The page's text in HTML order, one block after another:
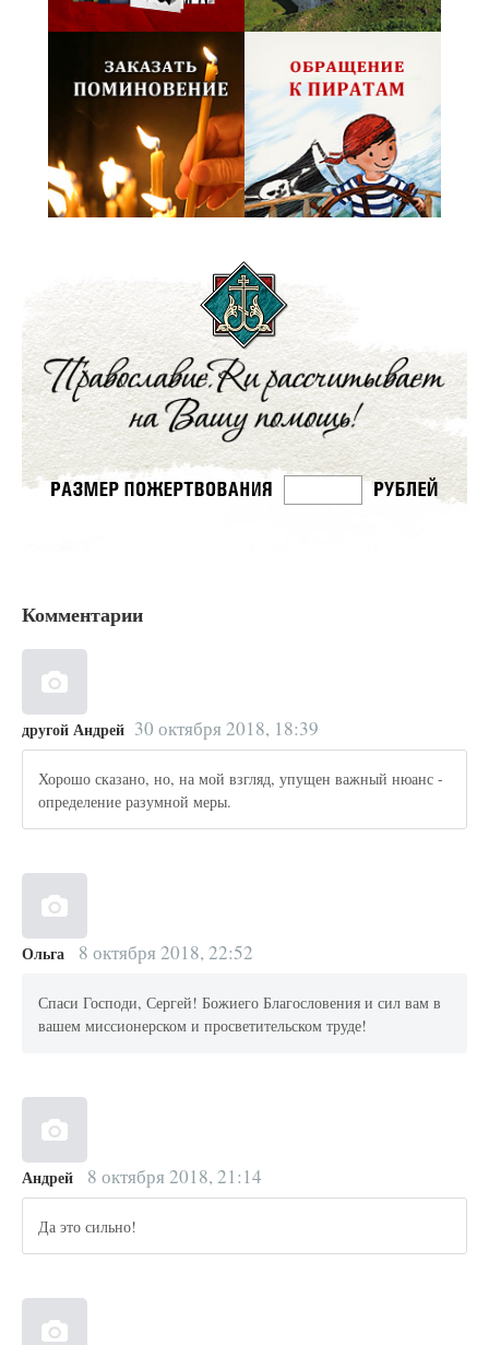
Комментарии
другой Андрей 30 октября 2018, 18:39
Хорошо сказано, но, на мой взгляд, упущен важный нюанс -
определение разумной меры.
Ольга 8 октября 2018, 22:52
Спаси Господи, Сергей! Божиего Благословения и сил вам в
вашем миссионерском и просветительском труде!
Андрей 8 октября 2018, 21:14
Да это сильно!